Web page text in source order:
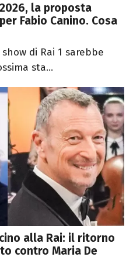
la proposta
Fabio Canino. Cosa
di Rai 1 sarebbe
sta...
alla Rai: il ritorno
contro Maria De